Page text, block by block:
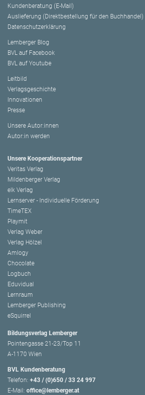
Kundenberatung (E-Mail)
Auslieferung (Direktbestellung für den Buchhandel)
Datenschutzerklärung
Lemberger Blog
BVL auf Facebook
BVL auf Youtube
Leitbild
Verlagsgeschichte
Innovationen
Presse
Unsere Autor:innen
Autor:in werden
Unsere Kooperationspartner
Veritas Verlag
Mildenberger Verlag
elk Verlag
Lernserver - Individuelle Förderung
TimeTEX
Playmit
Verlag Weber
Verlag Hölzel
Amlogy
Chocolate
Logbuch
Eduvidual
Lernraum
Lemberger Publishing
eSquirrel
Bildungsverlag Lemberger
Pointengasse 21-23/Top 11
A-1170 Wien
BVL Kundenberatung
Telefon: +43 / (0)650 / 33 24 997
E-Mail: office@lemberger.at